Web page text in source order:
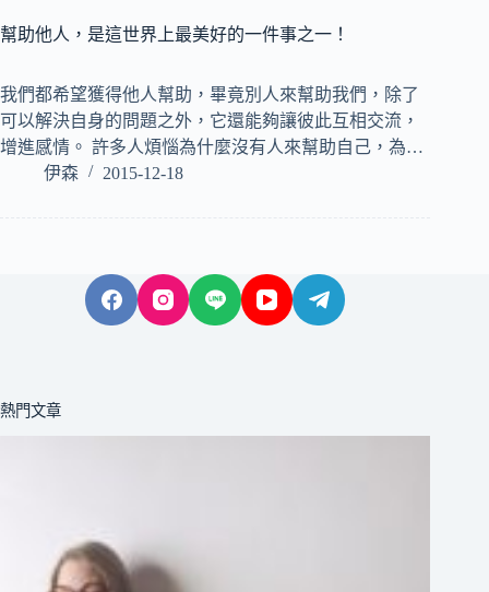
幫助他人，是這世界上最美好的一件事之一！
我們都希望獲得他人幫助，畢竟別人來幫助我們，除了
可以解決自身的問題之外，它還能夠讓彼此互相交流，
增進感情。 許多人煩惱為什麼沒有人來幫助自己，為…
伊森
2015-12-18
熱門文章